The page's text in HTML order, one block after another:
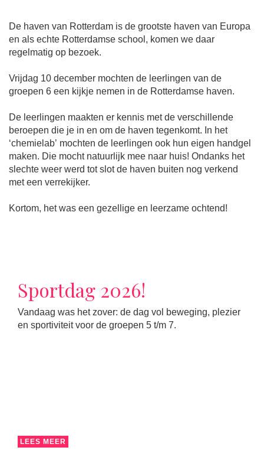
De haven van Rotterdam is de grootste haven van Europa
en als echte Rotterdamse school, komen we daar
regelmatig op bezoek.
Vrijdag 10 december mochten de leerlingen van de
groepen 6 een kijkje nemen in de Rotterdamse haven.
De leerlingen maakten er kennis met de verschillende
beroepen die je in en om de haven tegenkomt. In het
‘chemielab’ mochten de leerlingen ook hun eigen handgel
maken. Die mocht natuurlijk mee naar huis! Ondanks het
slechte weer werd tot slot de haven buiten nog verkend
met een verrekijker.
Kortom, het was een gezellige en leerzame ochtend!
Sportdag 2026!
Vandaag was het zover: de dag vol beweging, plezier
en sportiviteit voor de groepen 5 t/m 7.
LEES MEER